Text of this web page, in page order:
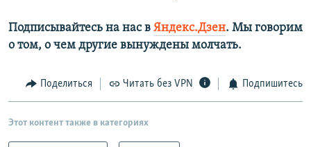
Подписывайтесь на нас в Яндекс.Дзен. Мы говорим
о том, о чем другие вынуждены молчать.
Поделиться Читать без VPN Подпишитесь
Этот контент также в категориях